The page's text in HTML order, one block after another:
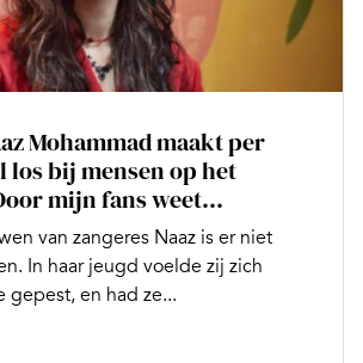
Mohammad maakt per
los bij mensen op het
mijn fans weet...
van zangeres Naaz is er niet
In haar jeugd voelde zij zich
gepest, en had ze...